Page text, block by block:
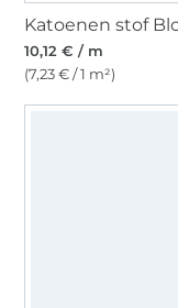
10,12 € / m
(7,23 € / 1 m²)